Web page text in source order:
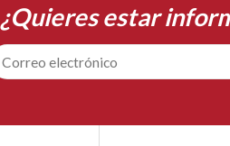
¿Quieres estar